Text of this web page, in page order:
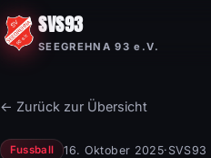
SVS93
SEEGREHNA 93 e.V.
Chroniken
← Zurück zur Übersicht
Fussball 16. Oktober 2025· SVS93